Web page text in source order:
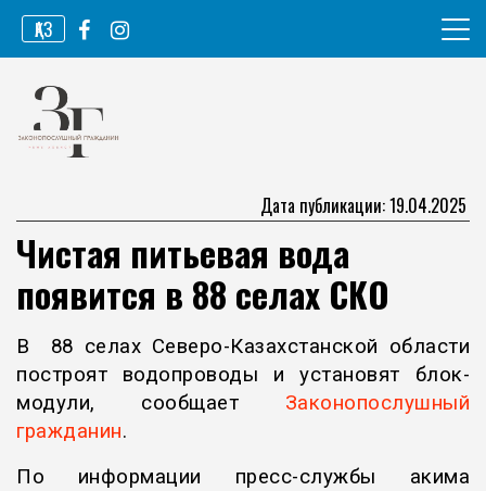
Перейти
содержимому
ҚАЗ
Законопослушный гражданин
Дата публикации: 19.04.2025
Чистая питьевая вода
появится в 88 селах СКО
В 88 селах Северо-Казахстанской области
построят водопроводы и установят блок-
модули, сообщает Законопослушный
гражданин.
По информации пресс-службы акима